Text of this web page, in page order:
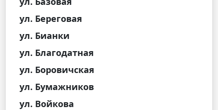
ул. Береговая
ул. Бианки
ул. Благодатная
ул. Боровичская
ул. Бумажников
ул. Войкова